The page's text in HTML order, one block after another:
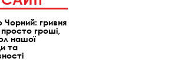
гривня
гроші,
нашої
та